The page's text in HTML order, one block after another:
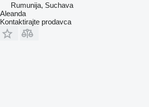
Rumunija, Suchava
Aleanda
Kontaktirajte prodavca